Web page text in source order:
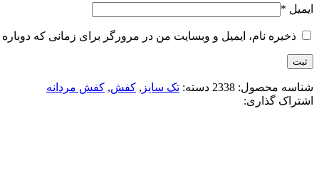
ایمیل *
ذخیره نام، ایمیل و وبسایت من در مرورگر برای زمانی که
شناسه محصول: 2338 دسته: تک سایز , کفش, کفش مردانه
اشتراک گذاری: